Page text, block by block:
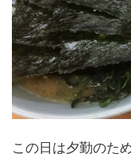
この日は夕勤のた